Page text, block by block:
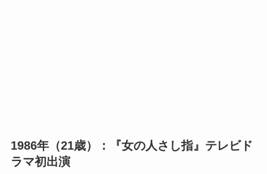
1986年（21歳）：『女の人さし指』テレビド
ラマ初出演